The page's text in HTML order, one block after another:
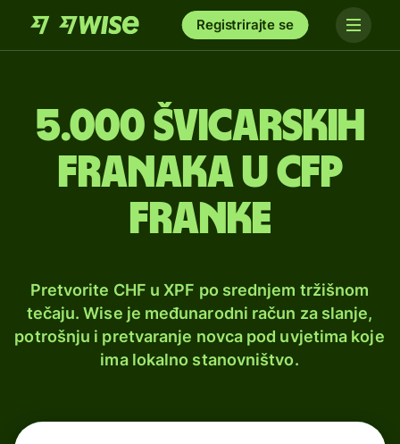
Registrirajte se
5.000 švicarskih
franaka u CFP
franke
Pretvorite CHF u XPF po srednjem tržišnom
tečaju. Wise je međunarodni račun za slanje,
potrošnju i pretvaranje novca pod uvjetima koje
ima lokalno stanovništvo.